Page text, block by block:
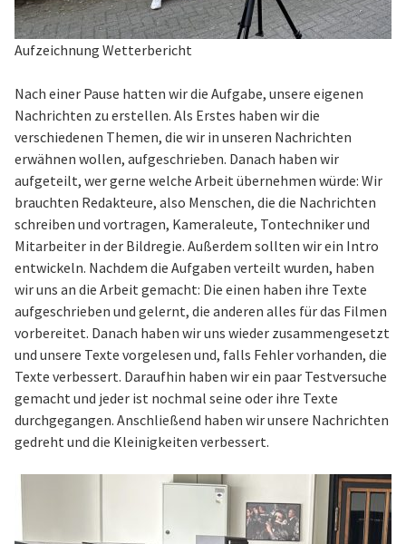
Aufzeichnung Wetterbericht
Nach einer Pause hatten wir die Aufgabe, unsere eigenen
Nachrichten zu erstellen. Als Erstes haben wir die
verschiedenen Themen, die wir in unseren Nachrichten
erwähnen wollen, aufgeschrieben. Danach haben wir
aufgeteilt, wer gerne welche Arbeit übernehmen würde: Wir
brauchten Redakteure, also Menschen, die die Nachrichten
schreiben und vortragen, Kameraleute, Tontechniker und
Mitarbeiter in der Bildregie. Außerdem sollten wir ein Intro
entwickeln. Nachdem die Aufgaben verteilt wurden, haben
wir uns an die Arbeit gemacht: Die einen haben ihre Texte
aufgeschrieben und gelernt, die anderen alles für das Filmen
vorbereitet. Danach haben wir uns wieder zusammengesetzt
und unsere Texte vorgelesen und, falls Fehler vorhanden, die
Texte verbessert. Daraufhin haben wir ein paar Testversuche
gemacht und jeder ist nochmal seine oder ihre Texte
durchgegangen. Anschließend haben wir unsere Nachrichten
gedreht und die Kleinigkeiten verbessert.